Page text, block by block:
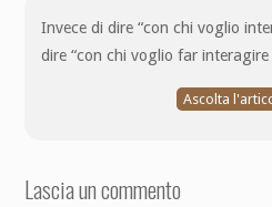
Invece di dire “con chi voglio
dire “con chi voglio far interagire
Ascolta
Lascia un commento